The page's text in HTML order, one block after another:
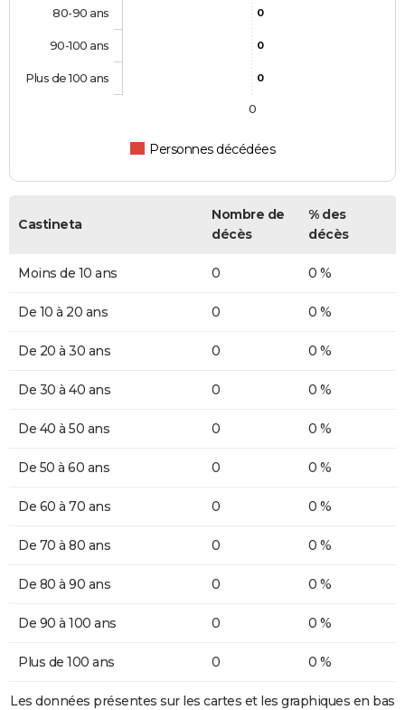
0
0
0
Personnes décédées
80-90 ans
90-100 ans
Plus de 100 ans
0
Castineta
Nombre de
décès
% des
décès
Moins de 10 ans 0 0 %
De 10 à 20 ans 0 0 %
De 20 à 30 ans 0 0 %
De 30 à 40 ans 0 0 %
De 40 à 50 ans 0 0 %
De 50 à 60 ans 0 0 %
De 60 à 70 ans 0 0 %
De 70 à 80 ans 0 0 %
De 80 à 90 ans 0 0 %
De 90 à 100 ans 0 0 %
Plus de 100 ans 0 0 %
Les données présentes sur les cartes et les graphiques en bas